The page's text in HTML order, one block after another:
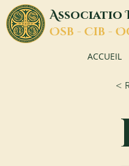
Associatio
OSB - CIB - O
ACCUEIL
<